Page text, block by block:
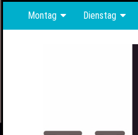
Montag Dienstag